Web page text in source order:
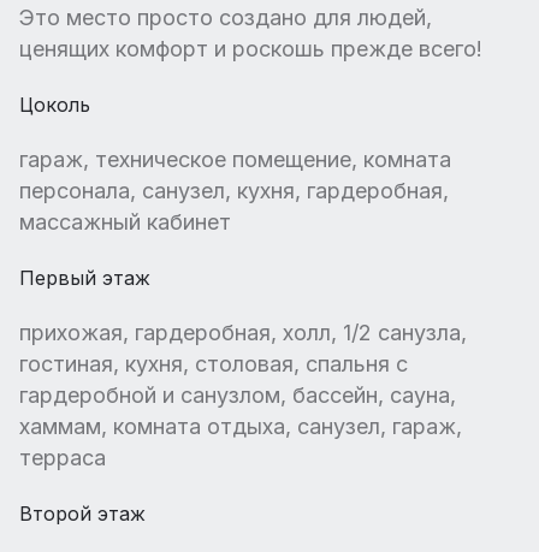
Это место просто создано для людей,
ценящих комфорт и роскошь прежде всего!
Цоколь
гараж, техническое помещение, комната
персонала, санузел, кухня, гардеробная,
массажный кабинет
Первый этаж
прихожая, гардеробная, холл, 1/2 санузла,
гостиная, кухня, столовая, спальня с
гардеробной и санузлом, бассейн, сауна,
хаммам, комната отдыха, санузел, гараж,
терраса
Второй этаж